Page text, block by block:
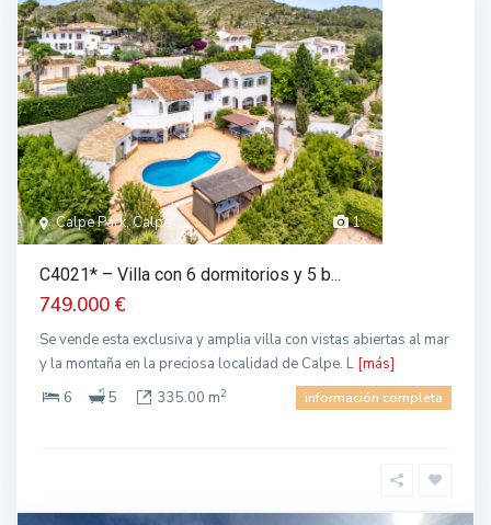
1
Calpe Park, Calpe
C4021* – Villa con 6 dormitorios y 5 b...
749.000 €
Se vende esta exclusiva y amplia villa con vistas abiertas al mar
y la montaña en la preciosa localidad de Calpe. L [más]
6
5 335.00 m2 información completa